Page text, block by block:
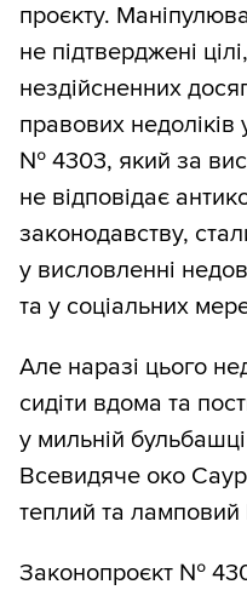
проєкту.
не підтверджені
нездійсненних
правових
№ 4303, який за
не відповідає
законодавству,
у висловленні
та у соціальних
Але наразі цього
сидіти вдома та
у мильній
Всевидяче око
теплий та ламповий
Законопроєкт №